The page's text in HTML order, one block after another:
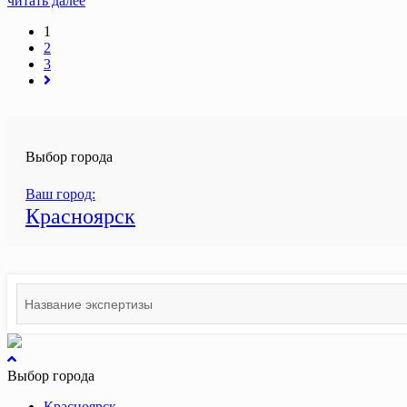
1
2
3
Выбор города
Ваш город:
Красноярск
for:
вернуться
к
Выбор города